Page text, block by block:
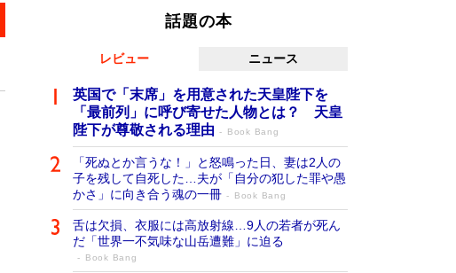
話題の本
レビュー ニュース
英国で「末席」を用意された天皇陛下を
「最前列」に呼び寄せた人物とは？ 天皇
陛下が尊敬される理由
Book Bang
「死ぬとか言うな！」と怒鳴った日、妻は2人の
子を残して自死した…夫が「自分の犯した罪や愚
かさ」に向き合う魂の一冊
Book Bang
舌は欠損、衣服には高放射線…9人の若者が死ん
だ「世界一不気味な山岳遭難」に迫る
Book Bang